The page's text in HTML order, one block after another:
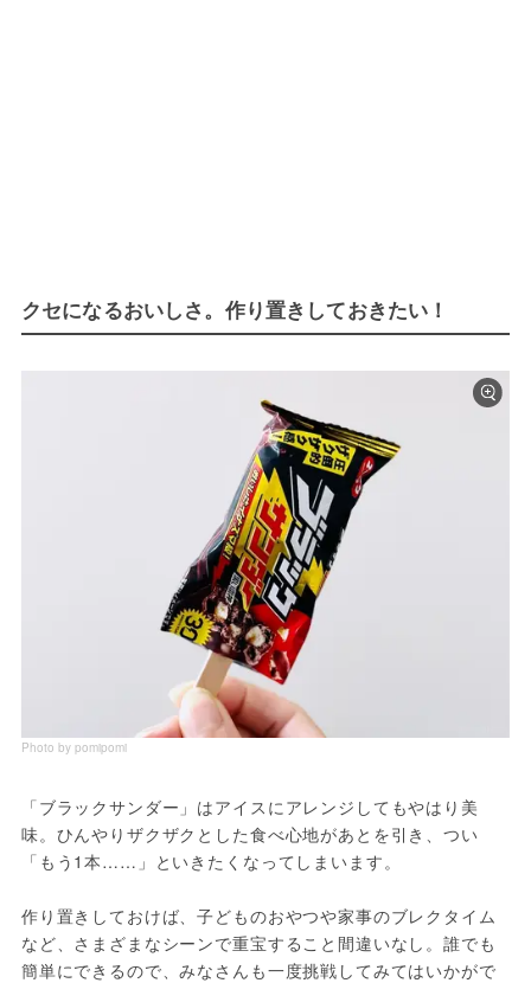
クセになるおいしさ。作り置きしておきたい！
Photo by pomipomi
「ブラックサンダー」はアイスにアレンジしてもやはり美
味。ひんやりザクザクとした食べ心地があとを引き、つい
「もう1本……」といきたくなってしまいます。
作り置きしておけば、子どものおやつや家事のブレクタイム
など、さまざまなシーンで重宝すること間違いなし。誰でも
簡単にできるので、みなさんも一度挑戦してみてはいかがで